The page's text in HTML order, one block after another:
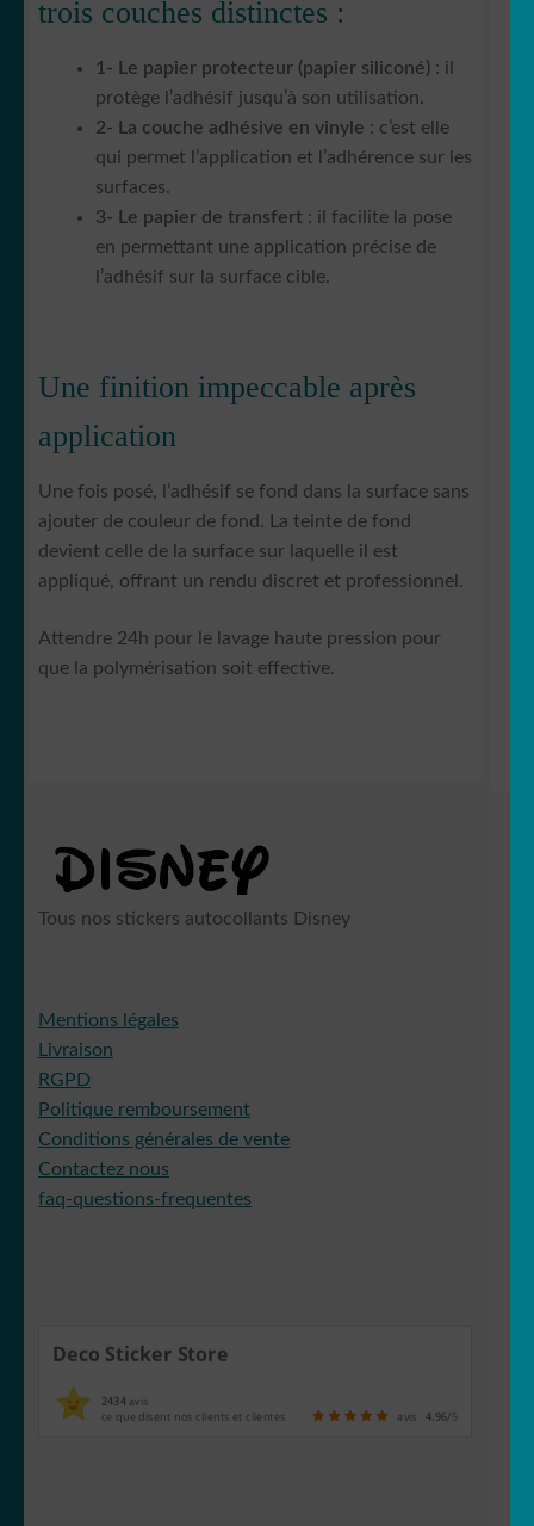
trois couches distinctes :
1- Le papier protecteur (papier siliconé) : il
protège l’adhésif jusqu’à son utilisation.
2- La couche adhésive en vinyle : c’est elle
qui permet l’application et l’adhérence sur les
surfaces.
3- Le papier de transfert : il facilite la pose
en permettant une application précise de
l’adhésif sur la surface cible.
Une finition impeccable après
application
Une fois posé, l’adhésif se fond dans la surface sans
ajouter de couleur de fond. La teinte de fond
devient celle de la surface sur laquelle il est
appliqué, offrant un rendu discret et professionnel.
Attendre 24h pour le lavage haute pression pour
que la polymérisation soit effective.
Tous nos stickers autocollants Disney
Mentions légales
Livraison
RGPD
Politique remboursement
Conditions générales de vente
Contactez nous
faq-questions-frequentes
Deco Sticker Store
2434avis
ce que disent nos clients et clientes avis 4.96/5